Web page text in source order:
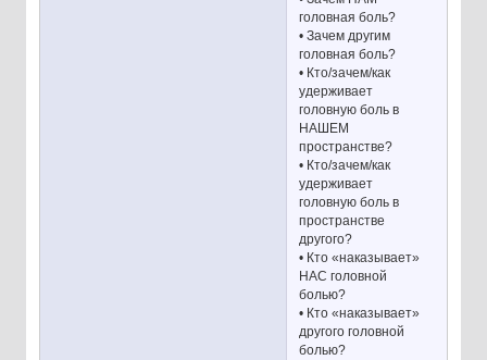
головная боль?
• Зачем другим
головная боль?
• Кто/зачем/как
удерживает
головную боль в
НАШЕМ
пространстве?
• Кто/зачем/как
удерживает
головную боль в
пространстве
другого?
• Кто «наказывает»
НАС головной
болью?
• Кто «наказывает»
другого головной
болью?